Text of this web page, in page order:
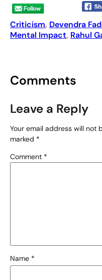
Criticism, Devendra
Mental Impact, Rahul
Comments
Leave a Reply
Your email address will not
marked *
Comment *
Name *